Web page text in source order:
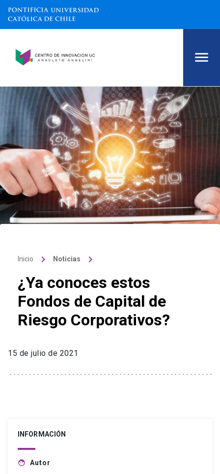
Inicio keyboard_arrow_right Noticias keyboard_arrow_right
¿Ya conoces estos
Fondos de Capital de
Riesgo Corporativos?
15 de julio de 2021
INFORMACIÓN
face Autor